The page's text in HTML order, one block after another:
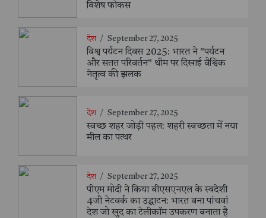
विशेष फोकस
देश / September 27, 2025
विश्व पर्यटन दिवस 2025: भारत ने "पर्यटन
और सतत परिवर्तन" थीम पर दिखाई वैश्विक
नेतृत्व की झलक
देश / September 27, 2025
स्वच्छ शहर जोड़ी पहल: शहरी स्वच्छता में नया
मील का पत्थर
देश / September 27, 2025
पीएम मोदी ने किया बीएसएनएल के स्वदेशी
4जी नेटवर्क का उद्घाटन: भारत बना पांचवां
देश जो खुद का टेलीकॉम उपकरण बनाता है